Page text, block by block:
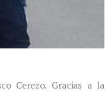
Cerezo. Gracias a la